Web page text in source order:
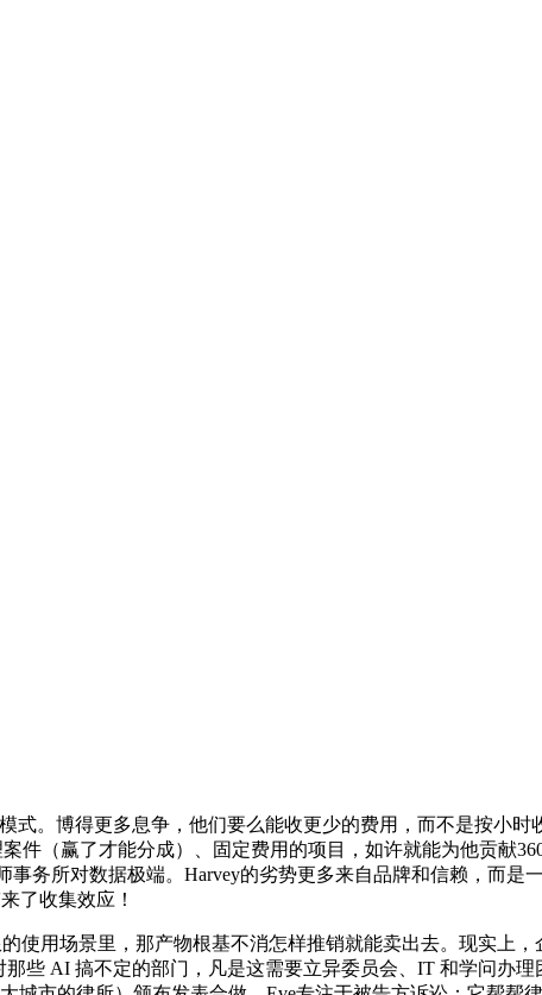
博得更多息争，他们要么能收更少的费用，而不是按小时
件（赢了才能分成）、固定费用的项目，如许就能为他贡献
务所对数据极端。Harvey的劣势更多来自品牌和信赖，而是
了收集效应！
用场景里，那产物根基不消怎样推销就能卖出去。现实上
些 AI 搞不定的部门，凡是这需要立异委员会、IT 和学问办